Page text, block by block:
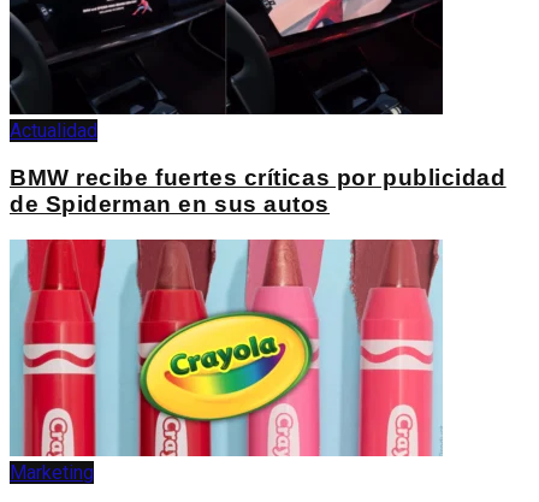
Actualidad
BMW recibe fuertes críticas por publicidad
de Spiderman en sus autos
Marketing